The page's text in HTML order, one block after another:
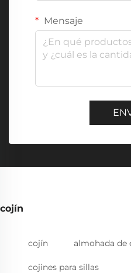
Mensaje
cojín
cojín almohada de
cojines para sillas